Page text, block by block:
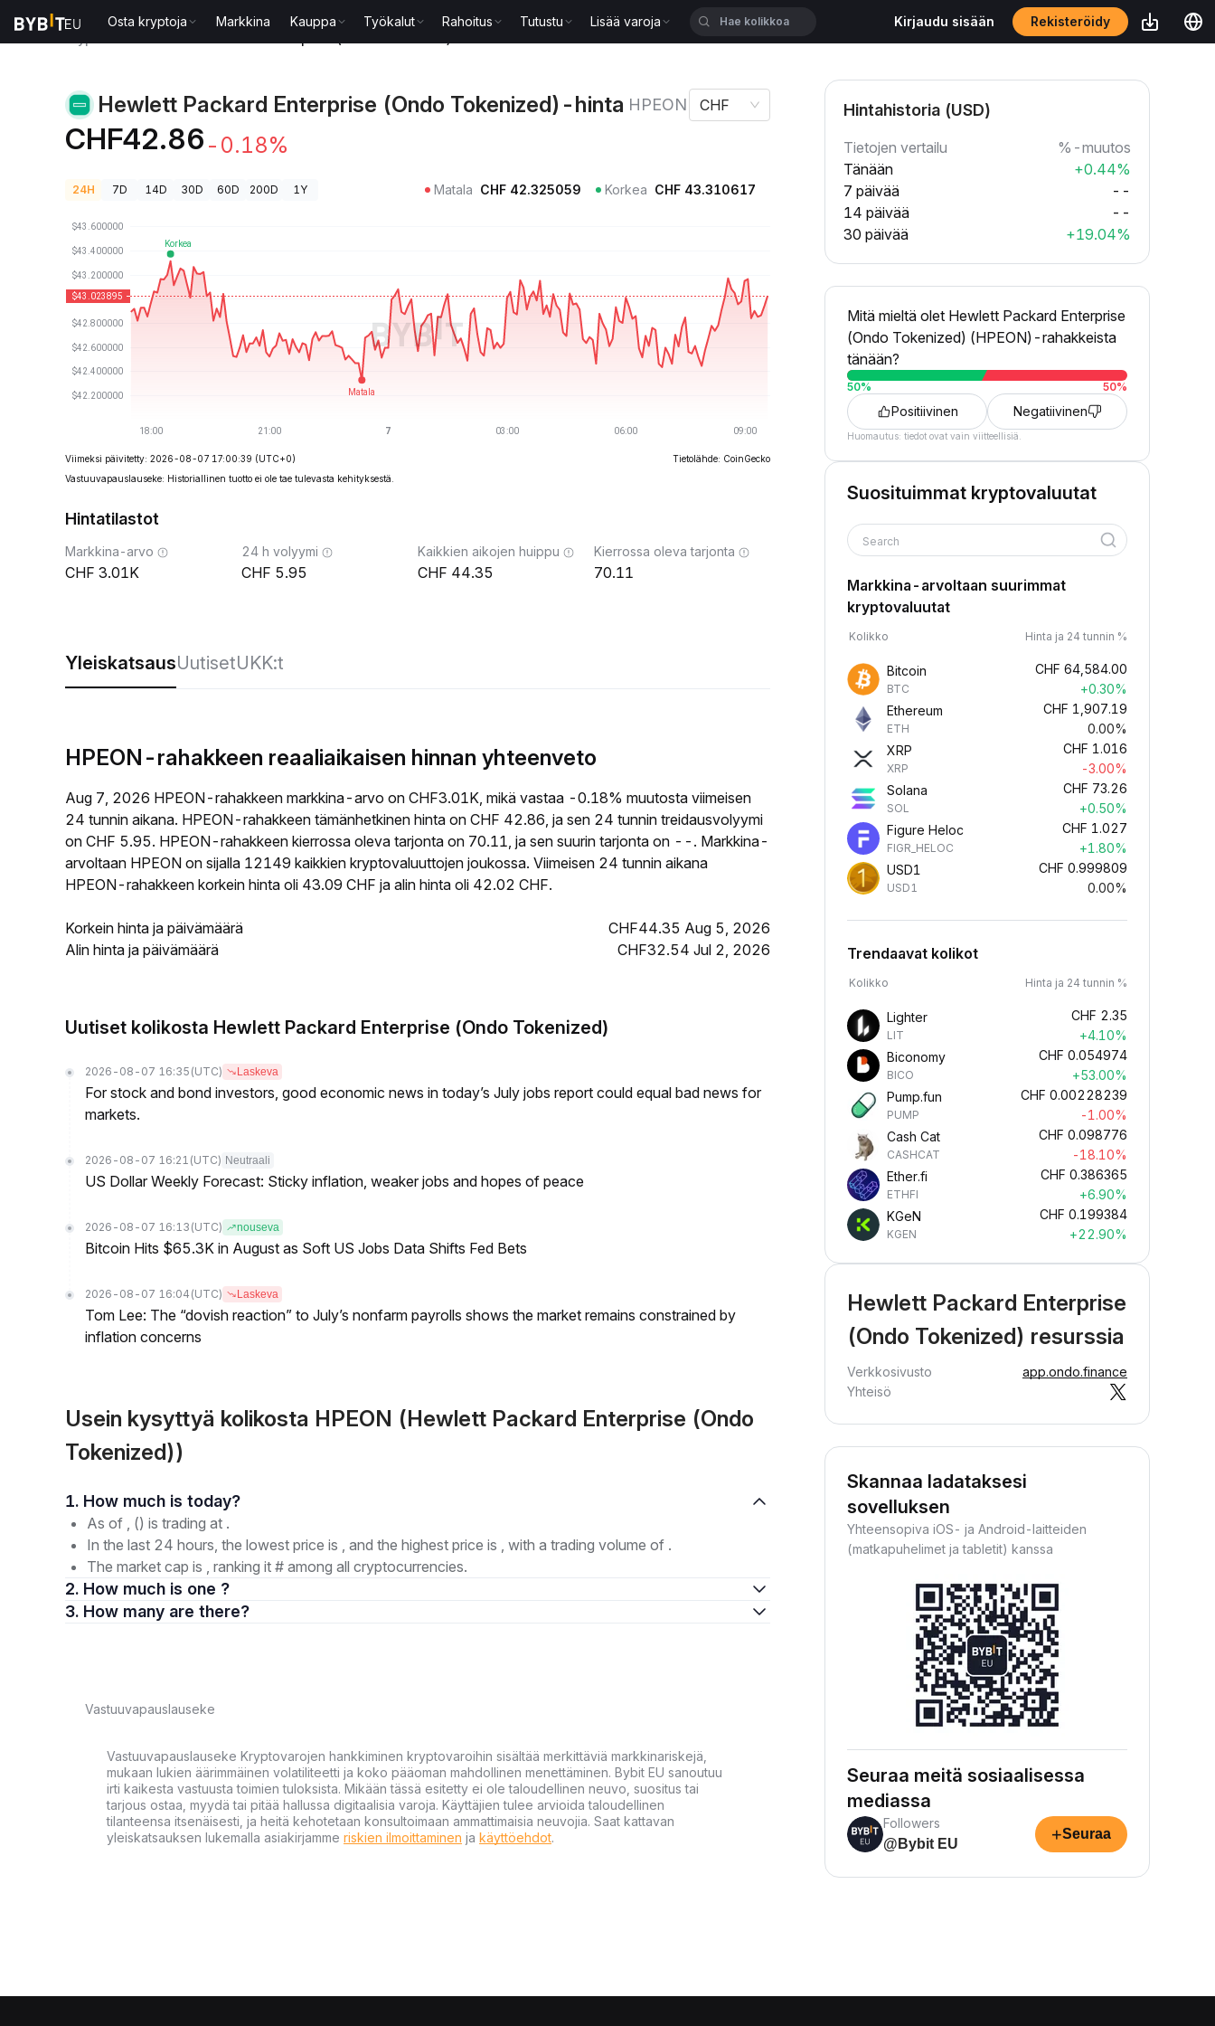
Osta kryptoja Markkina Kauppa Työkalut Rahoitus Tutustu Lisää varoja Kirjaudu sisään Rekisteröidy
Hewlett Packard Enterprise (Ondo Tokenized)-hinta HPEON
CHF42.86 -0.18%
CHF
24H 7D 14D 30D 60D 200D 1Y Matala CHF 42.325059 Korkea CHF 43.310617
Viimeksi päivitetty: 2026-08-07 17:00:39 (UTC+0)
Tietolähde: CoinGecko
Vastuuvapauslauseke: Historiallinen tuotto ei ole tae tulevasta kehityksestä.
Hintatilastot
Markkina-arvo
3.01K
24 h volyymi
5.95
Kaikkien aikojen huippu
44.35
Kierrossa oleva tarjonta
70.11
YleiskatsausUutisetUKK:t
HPEON-rahakkeen reaaliaikaisen hinnan yhteenveto
Aug 7, 2026 HPEON-rahakkeen markkina-arvo on CHF3.01K, mikä vastaa -0.18% muutosta viimeisen
24 tunnin aikana. HPEON-rahakkeen tämänhetkinen hinta on CHF 42.86, ja sen 24 tunnin treidausvolyymi
on CHF 5.95. HPEON-rahakkeen kierrossa oleva tarjonta on 70.11, ja sen suurin tarjonta on --. Markkina-
arvoltaan HPEON on sijalla 12149 kaikkien kryptovaluuttojen joukossa. Viimeisen 24 tunnin aikana
HPEON-rahakkeen korkein hinta oli 43.09 CHF ja alin hinta oli 42.02 CHF.
Korkein hinta ja päivämäärä
CHF44.35 Aug 5, 2026
Alin hinta ja päivämäärä
CHF32.54 Jul 2, 2026
Uutiset kolikosta Hewlett Packard Enterprise (Ondo Tokenized)
2026-08-07 16:35 (UTC) Laskeva
For stock and bond investors, good economic news in today’s July jobs report could equal bad news for
markets.
2026-08-07 16:21 (UTC) Neutraali
US Dollar Weekly Forecast: Sticky inflation, weaker jobs and hopes of peace
2026-08-07 16:13 (UTC) nouseva
Bitcoin Hits $65.3K in August as Soft US Jobs Data Shifts Fed Bets
2026-08-07 16:04 (UTC) Laskeva
Tom Lee: The “dovish reaction” to July’s nonfarm payrolls shows the market remains constrained by
inflation concerns
Usein kysyttyä kolikosta HPEON (Hewlett Packard Enterprise (Ondo
Tokenized))
1. How much is today?
As of , () is trading at .
In the last 24 hours, the lowest price is , and the highest price is , with a trading volume of .
The market cap is , ranking it # among all cryptocurrencies.
2. How much is one ?
3. How many are there?
Vastuuvapauslauseke
Vastuuvapauslauseke Kryptovarojen hankkiminen kryptovaroihin sisältää merkittäviä markkinariskejä,
mukaan lukien äärimmäinen volatiliteetti ja koko pääoman mahdollinen menettäminen. Bybit EU sanoutuu
irti kaikesta vastuusta toimien tuloksista. Mikään tässä esitetty ei ole taloudellinen neuvo, suositus tai
tarjous ostaa, myydä tai pitää hallussa digitaalisia varoja. Käyttäjien tulee arvioida taloudellinen
tilanteensa itsenäisesti, ja heitä kehotetaan konsultoimaan ammattimaisia neuvojia. Saat kattavan
yleiskatsauksen lukemalla asiakirjamme riskien ilmoittaminen ja käyttöehdot.
Hintahistoria (USD)
Tietojen vertailu
%-muutos
Tänään
+0.44%
7 päivää
--
14 päivää
--
30 päivää
+19.04%
Mitä mieltä olet Hewlett Packard Enterprise
(Ondo Tokenized) (HPEON)-rahakkeista
tänään?
50% 50%
Positiivinen Negatiivinen
Huomautus: tiedot ovat vain viitteellisiä.
Suosituimmat kryptovaluutat
Search
Markkina-arvoltaan suurimmat
kryptovaluutat
Kolikko Hinta ja 24 tunnin %
Bitcoin
BTC
CHF 64,584.00
+0.30%
Ethereum
ETH
CHF 1,907.19
0.00%
XRP
XRP
CHF 1.016
-3.00%
Solana
SOL
CHF 73.26
+0.50%
Figure Heloc
FIGR_HELOC
CHF 1.027
+1.80%
USD1
USD1
CHF 0.999809
0.00%
Trendaavat kolikot
Kolikko Hinta ja 24 tunnin %
Lighter
LIT
CHF 2.35
+4.10%
Biconomy
BICO
CHF 0.054974
+53.00%
Pump.fun
PUMP
CHF 0.00228239
-1.00%
Cash Cat
CASHCAT
CHF 0.098776
-18.10%
Ether.fi
ETHFI
CHF 0.386365
+6.90%
KGeN
KGEN
CHF 0.199384
+22.90%
Hewlett Packard Enterprise
(Ondo Tokenized) resurssia
Verkkosivusto
app.ondo.finance
Yhteisö
Skannaa ladataksesi
sovelluksen
Yhteensopiva iOS- ja Android-laitteiden
(matkapuhelimet ja tabletit) kanssa
Seuraa meitä sosiaalisessa
mediassa
Followers
@Bybit EU
+Seuraa